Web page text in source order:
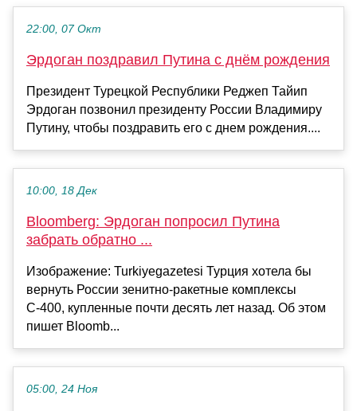
22:00, 07 Окт
Эрдоган поздравил Путина с днём рождения
Президент Турецкой Республики Реджеп Тайип
Эрдоган позвонил президенту России Владимиру
Путину, чтобы поздравить его с днем рождения....
10:00, 18 Дек
Bloomberg: Эрдоган попросил Путина
забрать обратно ...
Изображение: Turkiyegazetesi Турция хотела бы
вернуть России зенитно-ракетные комплексы
С-400, купленные почти десять лет назад. Об этом
пишет Bloomb...
05:00, 24 Ноя